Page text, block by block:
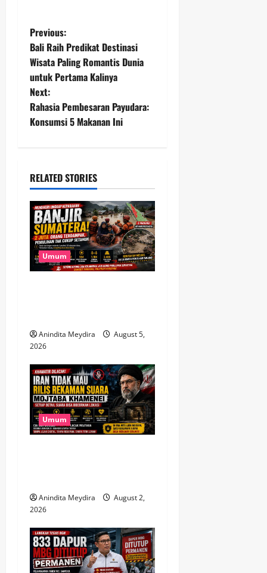
P
o
s
t
v
i
g
a
o
n
Previous:
Bali Raih Predikat Destinasi
Wisata Paling Romantis Dunia
untuk Pertama Kalinya
Next:
Rahasia Pembesaran Payudara:
Konsumsi 5 Makanan Ini
RELATED STORIES
Umum
Anindita Meydira
August 5,
2026
Umum
Anindita Meydira
August 2,
2026